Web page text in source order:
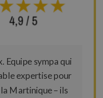
Equipe sympa qui
expertise pour
Martinique – ils